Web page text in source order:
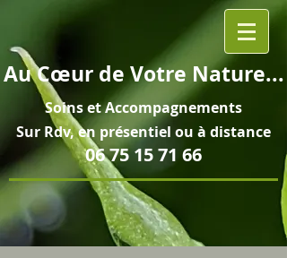
AuCœurde Votre Nature...
Soins etAccompagnements
Sur Rdv, en présentiel ou à distance
06 75 15 71 66